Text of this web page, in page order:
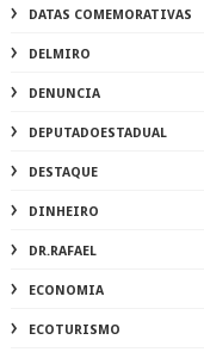
DATAS COMEMORATIVAS
DELMIRO
DENUNCIA
DEPUTADOESTADUAL
DESTAQUE
DINHEIRO
DR.RAFAEL
ECONOMIA
ECOTURISMO